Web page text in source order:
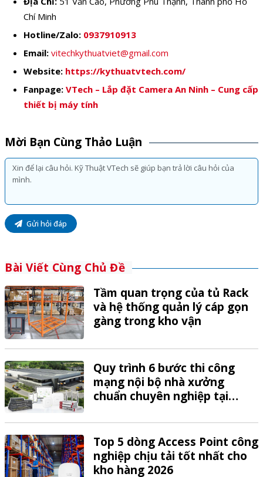
Chí Minh
Hotline/Zalo: 0937910913
Email: vitechkythuatviet@gmail.com
Website: https://kythuatvtech.com/
Fanpage: VTech – Lắp đặt Camera An Ninh – Cung cấp
thiết bị máy tính
Mời Bạn Cùng Thảo Luận
Gửi hỏi đáp
Bài Viết Cùng Chủ Đề
Tầm quan trọng của tủ Rack
và hệ thống quản lý cáp gọn
gàng trong kho vận
Quy trình 6 bước thi công
mạng nội bộ nhà xưởng
chuẩn chuyên nghiệp tại
Top 5 dòng Access Point công
nghiệp chịu tải tốt nhất cho
kho hàng 2026